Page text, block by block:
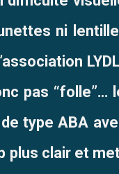
ni
pas “folle”…
type ABA
plus clair et